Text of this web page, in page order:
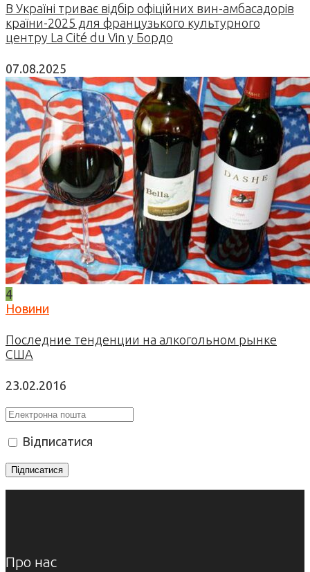
В Україні триває відбір офіційних вин-амбасадорів
країни-2025 для французького культурного
центру La Cité du Vin у Бордо
07.08.2025
4
Новини
Последние тенденции на алкогольном рынке
США
23.02.2016
Відписатися
Про нас